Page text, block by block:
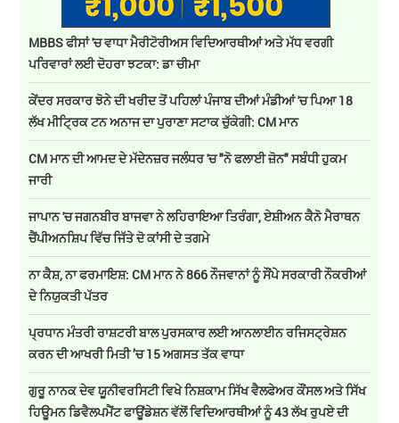
MBBS ਫੀਸਾਂ 'ਚ ਵਾਧਾ ਮੈਰੀਟੋਰੀਅਸ ਵਿਦਿਆਰਥੀਆਂ ਅਤੇ ਮੱਧ ਵਰਗੀ
ਪਰਿਵਾਰਾਂ ਲਈ ਦੋਹਰਾ ਝਟਕਾ: ਡਾ ਚੀਮਾ
ਕੇਂਦਰ ਸਰਕਾਰ ਝੋਨੇ ਦੀ ਖਰੀਦ ਤੋਂ ਪਹਿਲਾਂ ਪੰਜਾਬ ਦੀਆਂ ਮੰਡੀਆਂ 'ਚ ਪਿਆ 18
ਲੱਖ ਮੀਟ੍ਰਿਕ ਟਨ ਅਨਾਜ ਦਾ ਪੁਰਾਣਾ ਸਟਾਕ ਚੁੱਕੇਗੀ: CM ਮਾਨ
CM ਮਾਨ ਦੀ ਆਮਦ ਦੇ ਮੱਦੇਨਜ਼ਰ ਜਲੰਧਰ 'ਚ "ਨੋ ਫਲਾਈ ਜ਼ੋਨ" ਸਬੰਧੀ ਹੁਕਮ
ਜਾਰੀ
ਜਾਪਾਨ 'ਚ ਜਗਨਬੀਰ ਬਾਜਵਾ ਨੇ ਲਹਿਰਾਇਆ ਤਿਰੰਗਾ, ਏਸ਼ੀਅਨ ਕੈਨੋ ਮੈਰਾਥਨ
ਚੈਂਪੀਅਨਸ਼ਿਪ ਵਿੱਚ ਜਿੱਤੇ ਦੋ ਕਾਂਸੀ ਦੇ ਤਗਮੇ
ਨਾ ਕੈਸ਼, ਨਾ ਫਰਮਾਇਸ਼: CM ਮਾਨ ਨੇ 866 ਨੌਜਵਾਨਾਂ ਨੂੰ ਸੌਂਪੇ ਸਰਕਾਰੀ ਨੌਕਰੀਆਂ
ਦੇ ਨਿਯੁਕਤੀ ਪੱਤਰ
ਪ੍ਰਧਾਨ ਮੰਤਰੀ ਰਾਸ਼ਟਰੀ ਬਾਲ ਪੁਰਸਕਾਰ ਲਈ ਆਨਲਾਈਨ ਰਜਿਸਟ੍ਰੇਸ਼ਨ
ਕਰਨ ਦੀ ਆਖਰੀ ਮਿਤੀ ’ਚ 15 ਅਗਸਤ ਤੱਕ ਵਾਧਾ
ਗੁਰੂ ਨਾਨਕ ਦੇਵ ਯੂਨੀਵਰਸਿਟੀ ਵਿਖੇ ਨਿਸ਼ਕਾਮ ਸਿੱਖ ਵੈਲਫੇਅਰ ਕੌਂਸਲ ਅਤੇ ਸਿੱਖ
ਹਿਊਮਨ ਡਿਵੈਲਪਮੈਂਟ ਫਾਊਂਡੇਸ਼ਨ ਵੱਲੋਂ ਵਿਦਿਆਰਥੀਆਂ ਨੂੰ 43 ਲੱਖ ਰੁਪਏ ਦੀ